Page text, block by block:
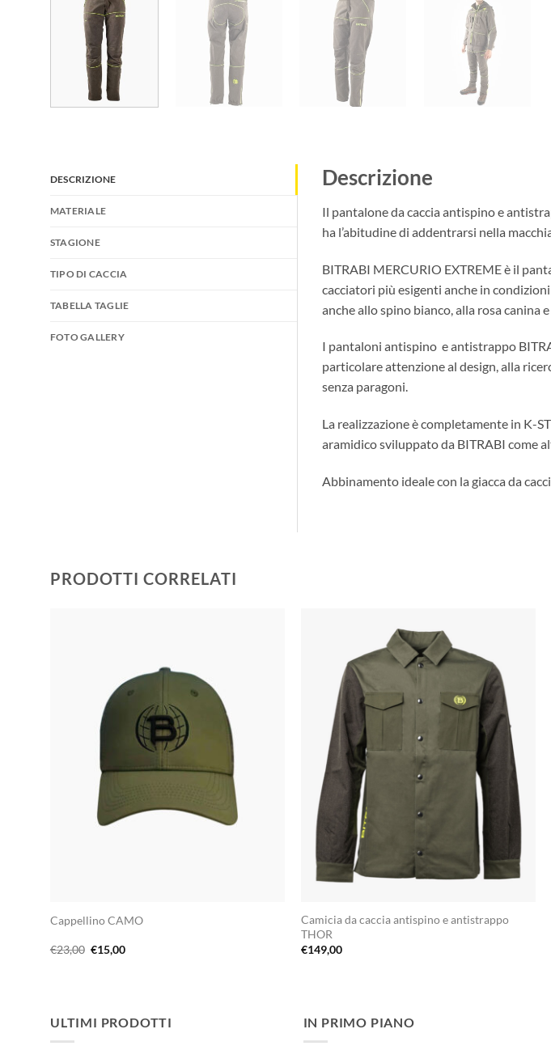
DESCRIZIONE
MATERIALE
STAGIONE
TIPO DI CACCIA
TABELLA TAGLIE
FOTO GALLERY
Descrizione
Il pantalone da caccia antispino e
ha l’abitudine di addentrarsi nella
BITRABI MERCURIO EXTREME è il
cacciatori più esigenti anche in
anche allo spino bianco, alla rosa canina
I pantaloni antispino e antistrappo
particolare attenzione al design, alla
senza paragoni.
La realizzazione è completamente in K-
aramidico sviluppato da BITRABI come
Abbinamento ideale con la giacca da
PRODOTTI CORRELATI
Cappellino CAMO
€23,00 Il
prezzo
€15,00Il
Camicia da caccia antispino e antistrappo
THOR
€149,00
ULTIMI PRODOTTI IN PRIMO PIANO